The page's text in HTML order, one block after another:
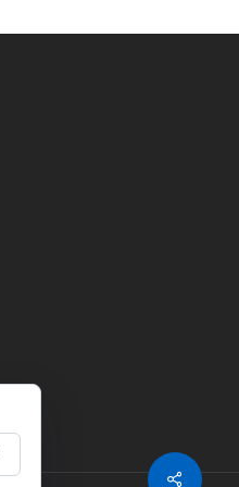
Share